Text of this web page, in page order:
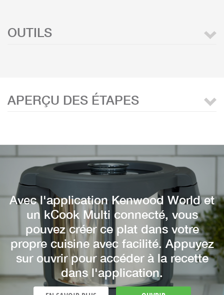
OUTILS
APERÇU DES ÉTAPES
Avec l'application Kenwood World et
un kCook Multi connecté, vous
pouvez créer ce plat dans votre
propre cuisine avec facilité. Appuyez
sur ouvrir pour accéder à la recette
dans l'application.